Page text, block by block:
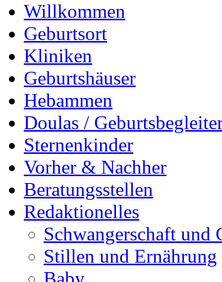
Willkommen
Geburtsort
Kliniken
Geburtshäuser
Hebammen
Doulas /
Sternenkinder
Vorher & Nachher
Beratungsstellen
Redaktionelles
Schwangerschaft und
Stillen und Ernährung